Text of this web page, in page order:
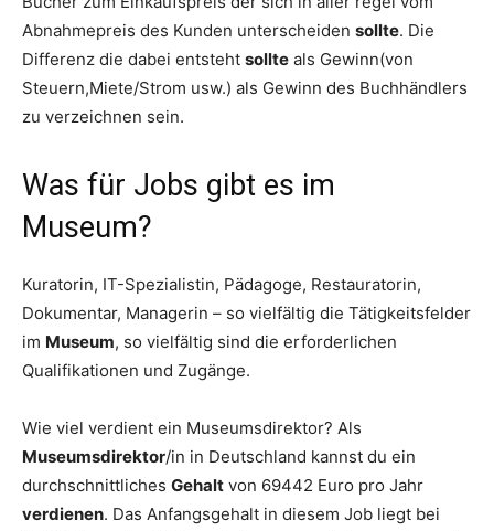
Abnahmepreis des Kunden unterscheiden sollte. Die
Differenz die dabei entsteht sollte als Gewinn(von
Steuern,Miete/Strom usw.) als Gewinn des Buchhändlers
zu verzeichnen sein.
Was für Jobs gibt es im
Museum?
Kuratorin, IT-Spezialistin, Pädagoge, Restauratorin,
Dokumentar, Managerin – so vielfältig die Tätigkeitsfelder
im Museum, so vielfältig sind die erforderlichen
Qualifikationen und Zugänge.
Wie viel verdient ein Museumsdirektor? Als
Museumsdirektor/in in Deutschland kannst du ein
durchschnittliches Gehalt von 69442 Euro pro Jahr
verdienen. Das Anfangsgehalt in diesem Job liegt bei